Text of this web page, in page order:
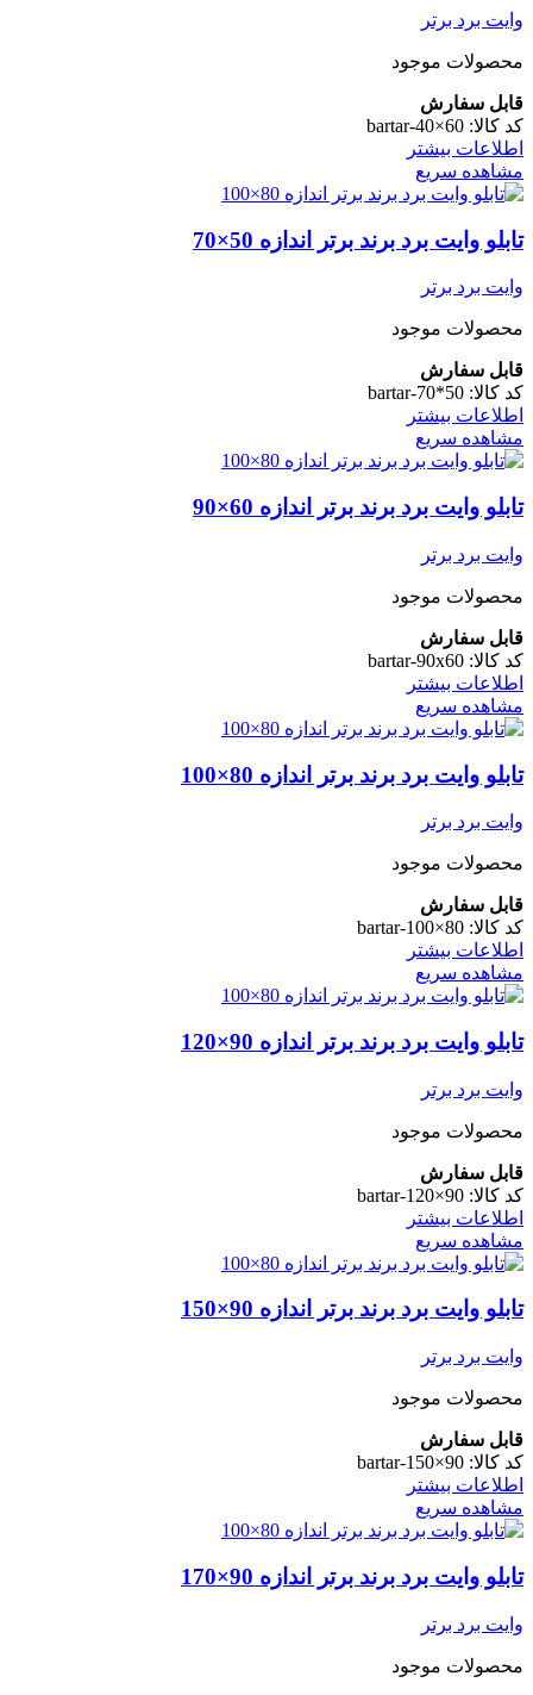
وایت برد برتر
محصولات موجود
قابل سفارش
کد کالا: bartar-40×60
اطلاعات بیشتر
مشاهده سریع
تابلو وایت برد برند برتر اندازه 50×70
وایت برد برتر
محصولات موجود
قابل سفارش
کد کالا: bartar-70*50
اطلاعات بیشتر
مشاهده سریع
تابلو وایت برد برند برتر اندازه 60×90
وایت برد برتر
محصولات موجود
قابل سفارش
کد کالا: bartar-90x60
اطلاعات بیشتر
مشاهده سریع
تابلو وایت برد برند برتر اندازه 80×100
وایت برد برتر
محصولات موجود
قابل سفارش
کد کالا: bartar-100×80
اطلاعات بیشتر
مشاهده سریع
تابلو وایت برد برند برتر اندازه 90×120
وایت برد برتر
محصولات موجود
قابل سفارش
کد کالا: bartar-120×90
اطلاعات بیشتر
مشاهده سریع
تابلو وایت برد برند برتر اندازه 90×150
وایت برد برتر
محصولات موجود
قابل سفارش
کد کالا: bartar-150×90
اطلاعات بیشتر
مشاهده سریع
تابلو وایت برد برند برتر اندازه 90×170
وایت برد برتر
محصولات موجود